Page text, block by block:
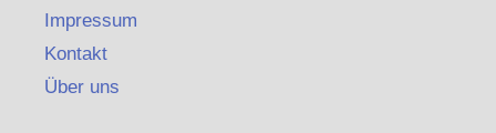
Impressum
Kontakt
Über uns